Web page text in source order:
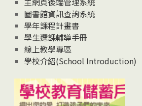
圖書館資訊查詢系統
學年課程計畫書
學生選課輔導手冊
線上教學專區
學校介紹(School Introduction)